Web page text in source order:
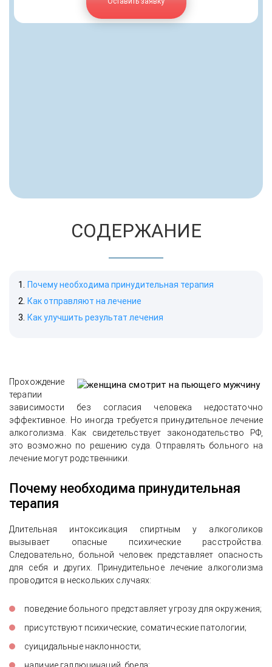
СОДЕРЖАНИЕ
Почему необходима принудительная терапия
Как отправляют на лечение
Как улучшить результат лечения
Прохождение
терапии
зависимости без согласия человека недостаточно
эффективное. Но иногда требуется принудительное лечение
алкоголизма. Как свидетельствует законодательство РФ,
это возможно по решению суда. Отправлять больного на
лечение могут родственники.
Почему необходима принудительная
терапия
Длительная интоксикация спиртным у алкоголиков
вызывает опасные психические расстройства.
Следовательно, больной человек представляет опасность
для себя и других. Принудительное лечение алкоголизма
проводится в нескольких случаях:
поведение больного представляет угрозу для окружения;
присутствуют психические, соматические патологии;
суицидальные наклонности;